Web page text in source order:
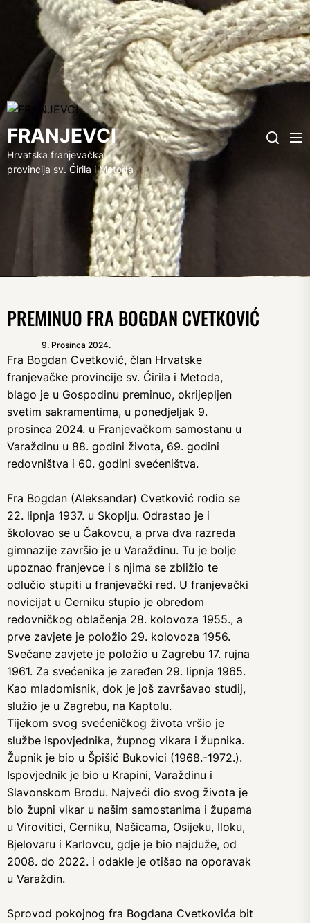
FRANJEVCI
FRANJEVCI
Hrvatska franjevačka
provincija sv. Ćirila i Metoda
Search
PREMINUO FRA BOGDAN CVETKOVIĆ
9. Prosinca 2024.
Fra Bogdan Cvetković, član Hrvatske
franjevačke provincije sv. Ćirila i Metoda,
blago je u Gospodinu preminuo, okrijepljen
svetim sakramentima, u ponedjeljak 9.
prosinca 2024. u Franjevačkom samostanu u
Varaždinu u 88. godini života, 69. godini
redovništva i 60. godini svećeništva.
Fra Bogdan (Aleksandar) Cvetković rodio se
22. lipnja 1937. u Skoplju. Odrastao je i
školovao se u Čakovcu, a prva dva razreda
gimnazije završio je u Varaždinu. Tu je bolje
upoznao franjevce i s njima se zbližio te
odlučio stupiti u franjevački red. U franjevački
novicijat u Cerniku stupio je obredom
redovničkog oblačenja 28. kolovoza 1955., a
prve zavjete je položio 29. kolovoza 1956.
Svečane zavjete je položio u Zagrebu 17. rujna
1961. Za svećenika je zaređen 29. lipnja 1965.
Kao mladomisnik, dok je još završavao studij,
služio je u Zagrebu, na Kaptolu.
Tijekom svog svećeničkog života vršio je
službe ispovjednika, župnog vikara i župnika.
Župnik je bio u Špišić Bukovici (1968.-1972.).
Ispovjednik je bio u Krapini, Varaždinu i
Slavonskom Brodu. Najveći dio svog života je
bio župni vikar u našim samostanima i župama
u Virovitici, Cerniku, Našicama, Osijeku, Iloku,
Bjelovaru i Karlovcu, gdje je bio najduže, od
2008. do 2022. i odakle je otišao na oporavak
u Varaždin.
Sprovod pokojnog fra Bogdana Cvetkovića bit